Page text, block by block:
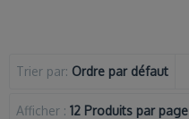
Trier par: Ordre par défaut
Afficher : 12 Produits par page